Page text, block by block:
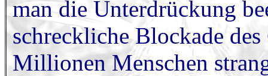
man die Unterdrückung
schreckliche Blockade
Millionen Menschen